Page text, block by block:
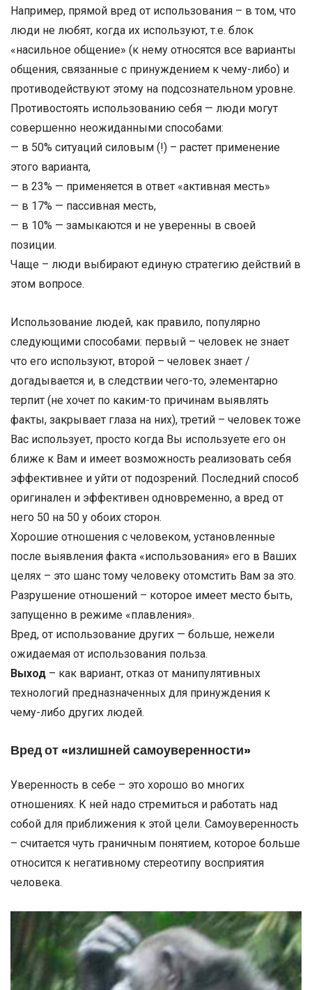
Например, прямой вред от использования – в том, что
люди не любят, когда их используют, т.е. блок
«насильное общение» (к нему относятся все варианты
общения, связанные с принуждением к чему-либо) и
противодействуют этому на подсознательном уровне.
Противостоять использованию себя — люди могут
совершенно неожиданными способами:
— в 50% ситуаций силовым (!) – растет применение
этого варианта,
— в 23% — применяется в ответ «активная месть»
— в 17% — пассивная месть,
— в 10% — замыкаются и не уверенны в своей
позиции.
Чаще – люди выбирают единую стратегию действий в
этом вопросе.
Использование людей, как правило, популярно
следующими способами: первый – человек не знает
что его используют, второй – человек знает /
догадывается и, в следствии чего-то, элементарно
терпит (не хочет по каким-то причинам выявлять
факты, закрывает глаза на них), третий – человек тоже
Вас использует, просто когда Вы используете его он
ближе к Вам и имеет возможность реализовать себя
эффективнее и уйти от подозрений. Последний способ
оригинален и эффективен одновременно, а вред от
него 50 на 50 у обоих сторон.
Хорошие отношения с человеком, установленные
после выявления факта «использования» его в Ваших
целях – это шанс тому человеку отомстить Вам за это.
Разрушение отношений – которое имеет место быть,
запущенно в режиме «плавления».
Вред, от использование других — больше, нежели
ожидаемая от использования польза.
Выход – как вариант, отказ от манипулятивных
технологий предназначенных для принуждения к
чему-либо других людей.
Вред от «излишней самоуверенности»
Уверенность в себе – это хорошо во многих
отношениях. К ней надо стремиться и работать над
собой для приближения к этой цели. Самоуверенность
– считается чуть граничным понятием, которое больше
относится к негативному стереотипу восприятия
человека.